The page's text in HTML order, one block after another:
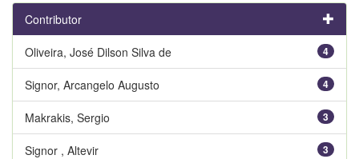
Contributor
4
Oliveira, José Dilson Silva de
4
Signor, Arcangelo Augusto
3
Makrakis, Sergio
3
Signor , Altevir